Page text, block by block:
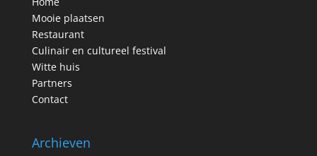
Mooie plaatsen
Restaurant
Culinair en cultureel festival
Witte huis
Partners
Contact
Archieven